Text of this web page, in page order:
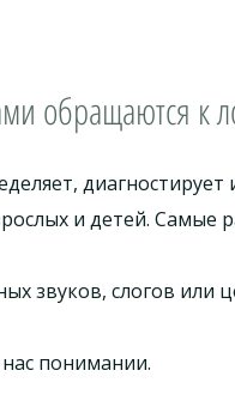
обращаются к
и детей.
звуков, слогов или
понимании.